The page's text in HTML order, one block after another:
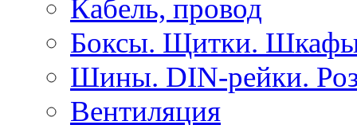
Кабель, провод
Боксы. Щитки.
Шины. DIN-рейки.
Вентиляция